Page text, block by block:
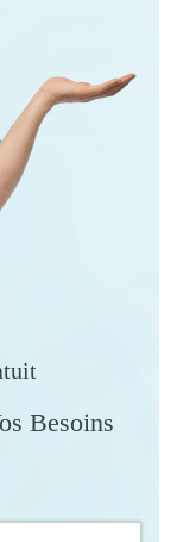
Besoins